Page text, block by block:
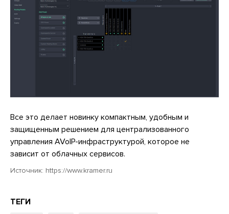
Все это делает новинку компактным, удобным и
защищенным решением для централизованного
управления AVoIP-инфраструктурой, которое не
зависит от облачных сервисов.
Источник: https://www.kramer.ru
ТЕГИ